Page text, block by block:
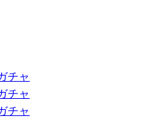
チャ
チャ
チャ